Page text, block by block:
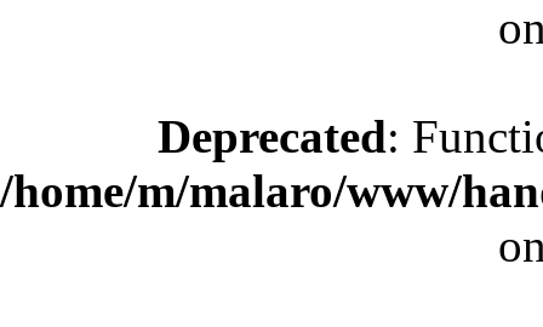
Deprecated:
/home/m/malaro/www/